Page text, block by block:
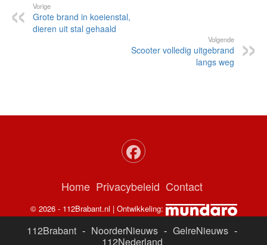
Vorige
Grote brand in koeienstal,
dieren uit stal gehaald
Volgende
Scooter volledig uitgebrand
langs weg
Home Privacybeleid Contact
© 2026 - 112Brabant.nl | Ontwikkeling:
112Brabant - NoorderNieuws - GelreNieuws -
112Nederland